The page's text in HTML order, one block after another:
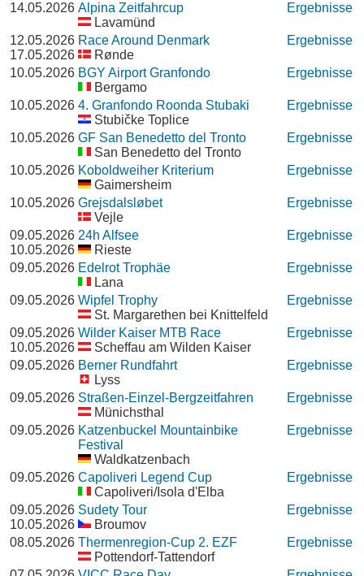
14.05.2026 Alpina Zeitfahrcup
Lavamünd
Ergebnisse
12.05.2026
17.05.2026
Race Around Denmark
Rønde
Ergebnisse
10.05.2026 BGY Airport Granfondo
Bergamo
Ergebnisse
10.05.2026 4. Granfondo Roonda Stubaki
Stubičke Toplice
Ergebnisse
10.05.2026 GF San Benedetto del Tronto
San Benedetto del Tronto
Ergebnisse
10.05.2026 Koboldweiher Kriterium
Gaimersheim
Ergebnisse
10.05.2026 Grejsdalsløbet
Vejle
Ergebnisse
09.05.2026
10.05.2026
24h Alfsee
Rieste
Ergebnisse
09.05.2026 Edelrot Trophäe
Lana
Ergebnisse
09.05.2026 Wipfel Trophy
St. Margarethen bei Knittelfeld
Ergebnisse
09.05.2026
10.05.2026
Wilder Kaiser MTB Race
Scheffau am Wilden Kaiser
Ergebnisse
09.05.2026 Berner Rundfahrt
Lyss
Ergebnisse
09.05.2026 Straßen-Einzel-Bergzeitfahren
Münichsthal
Ergebnisse
09.05.2026 Katzenbuckel Mountainbike
Festival
Waldkatzenbach
Ergebnisse
09.05.2026 Capoliveri Legend Cup
Capoliveri/Isola d'Elba
Ergebnisse
09.05.2026
10.05.2026
Sudety Tour
Broumov
Ergebnisse
08.05.2026 Thermenregion-Cup 2. EZF
Pottendorf-Tattendorf
Ergebnisse